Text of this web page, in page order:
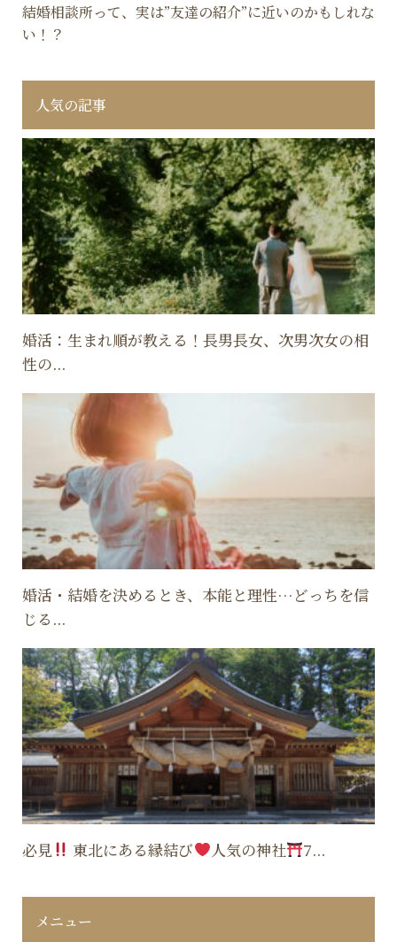
結婚相談所って、実は”友達の紹介”に近いのかもしれな
い！？
人気の記事
婚活：生まれ順が教える！長男長女、次男次女の相
性の...
婚活・結婚を決めるとき、本能と理性…どっちを信
じる...
必見 東北にある縁結び 人気の神社 7...
メニュー